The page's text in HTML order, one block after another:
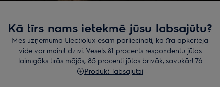
Kā tīrs nams ietekmē jūsu labsajūtu?
Mēs uzņēmumā Electrolux esam pārliecināti, ka tīra apkārtēja
vide var mainīt dzīvi. Vesels 81 procents respondentu jūtas
laimīgāks tīrās mājās, 85 procenti jūtas brīvāk, savukārt 76
procenti arī labāk guļ.* Mēs vēlējāmies noskaidrot, vai
Produkti labsajūtai